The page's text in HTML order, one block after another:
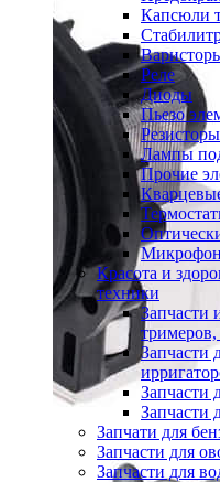
Капсюли
Реле
Диоды
Пьезо
Резисторы
Лампы
Прочие
Красота и
техники
Запчасти
тримеров,
Запчасти
Запчасти
Запчасти
Запчати для
Запчасти для
Запчасти для